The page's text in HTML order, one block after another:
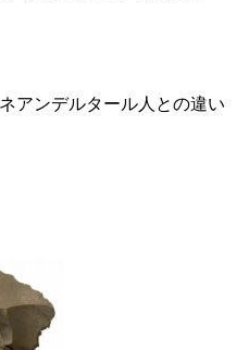
アンデルタール人との違い